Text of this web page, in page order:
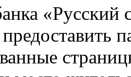
«Русский